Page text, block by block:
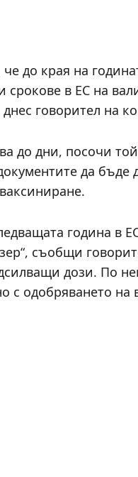
до края на
в ЕС на
говорител на
до дни, посочи
да бъде
година в
съобщи
дози. По
с одобряването на